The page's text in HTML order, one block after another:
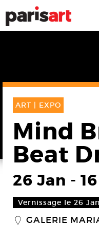
ART | EXPO
Mind
Beat
26 Jan -
Vernissage le 26
_ GALERIE